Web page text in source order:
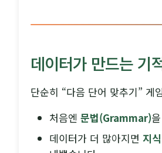
데이터가 만드는 기
단순히 “다음 단어 맞추기” 게
처음엔 문법(Grammar)
데이터가 더 많아지면 지